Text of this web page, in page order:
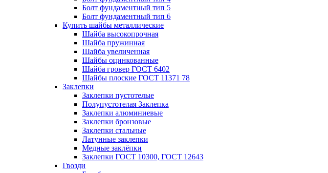
Болт фундаментный тип 5
Болт фундаментный тип 6
Купить шайбы металлические
Шайба высокопрочная
Шайба пружинная
Шайба увеличенная
Шайбы оцинкованные
Шайба гровер ГОСТ 6402
Шайбы плоские ГОСТ 11371 78
Заклепки
Заклепки пустотелые
Полупустотелая Заклепка
Заклепки алюминиевые
Заклепки бронзовые
Заклепки стальные
Латунные заклепки
Медные заклёпки
Заклепки ГОСТ 10300, ГОСТ 12643
Гвозди